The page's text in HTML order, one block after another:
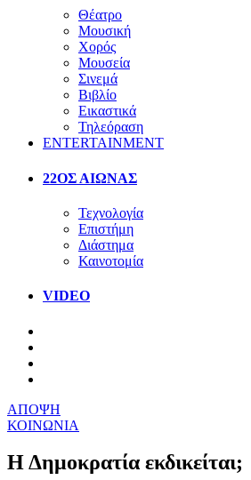
Θέατρο
Μουσική
Χορός
Μουσεία
Σινεμά
Βιβλίο
Εικαστικά
Τηλεόραση
ENTERTAINMENT
22ΟΣ ΑΙΩΝΑΣ
Τεχνολογία
Επιστήμη
Διάστημα
Καινοτομία
VIDEO
ΑΠΟΨΗ
ΚΟΙΝΩΝΙΑ
Η Δημοκρατία εκδικείται;